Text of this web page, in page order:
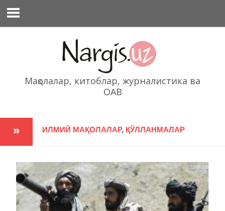
содержимому
Мақолалар, китоблар, журналистика ва
ОАВ
ИЛМИЙ МАҚОЛАЛАР, ҚЎЛЛАНМАЛАР